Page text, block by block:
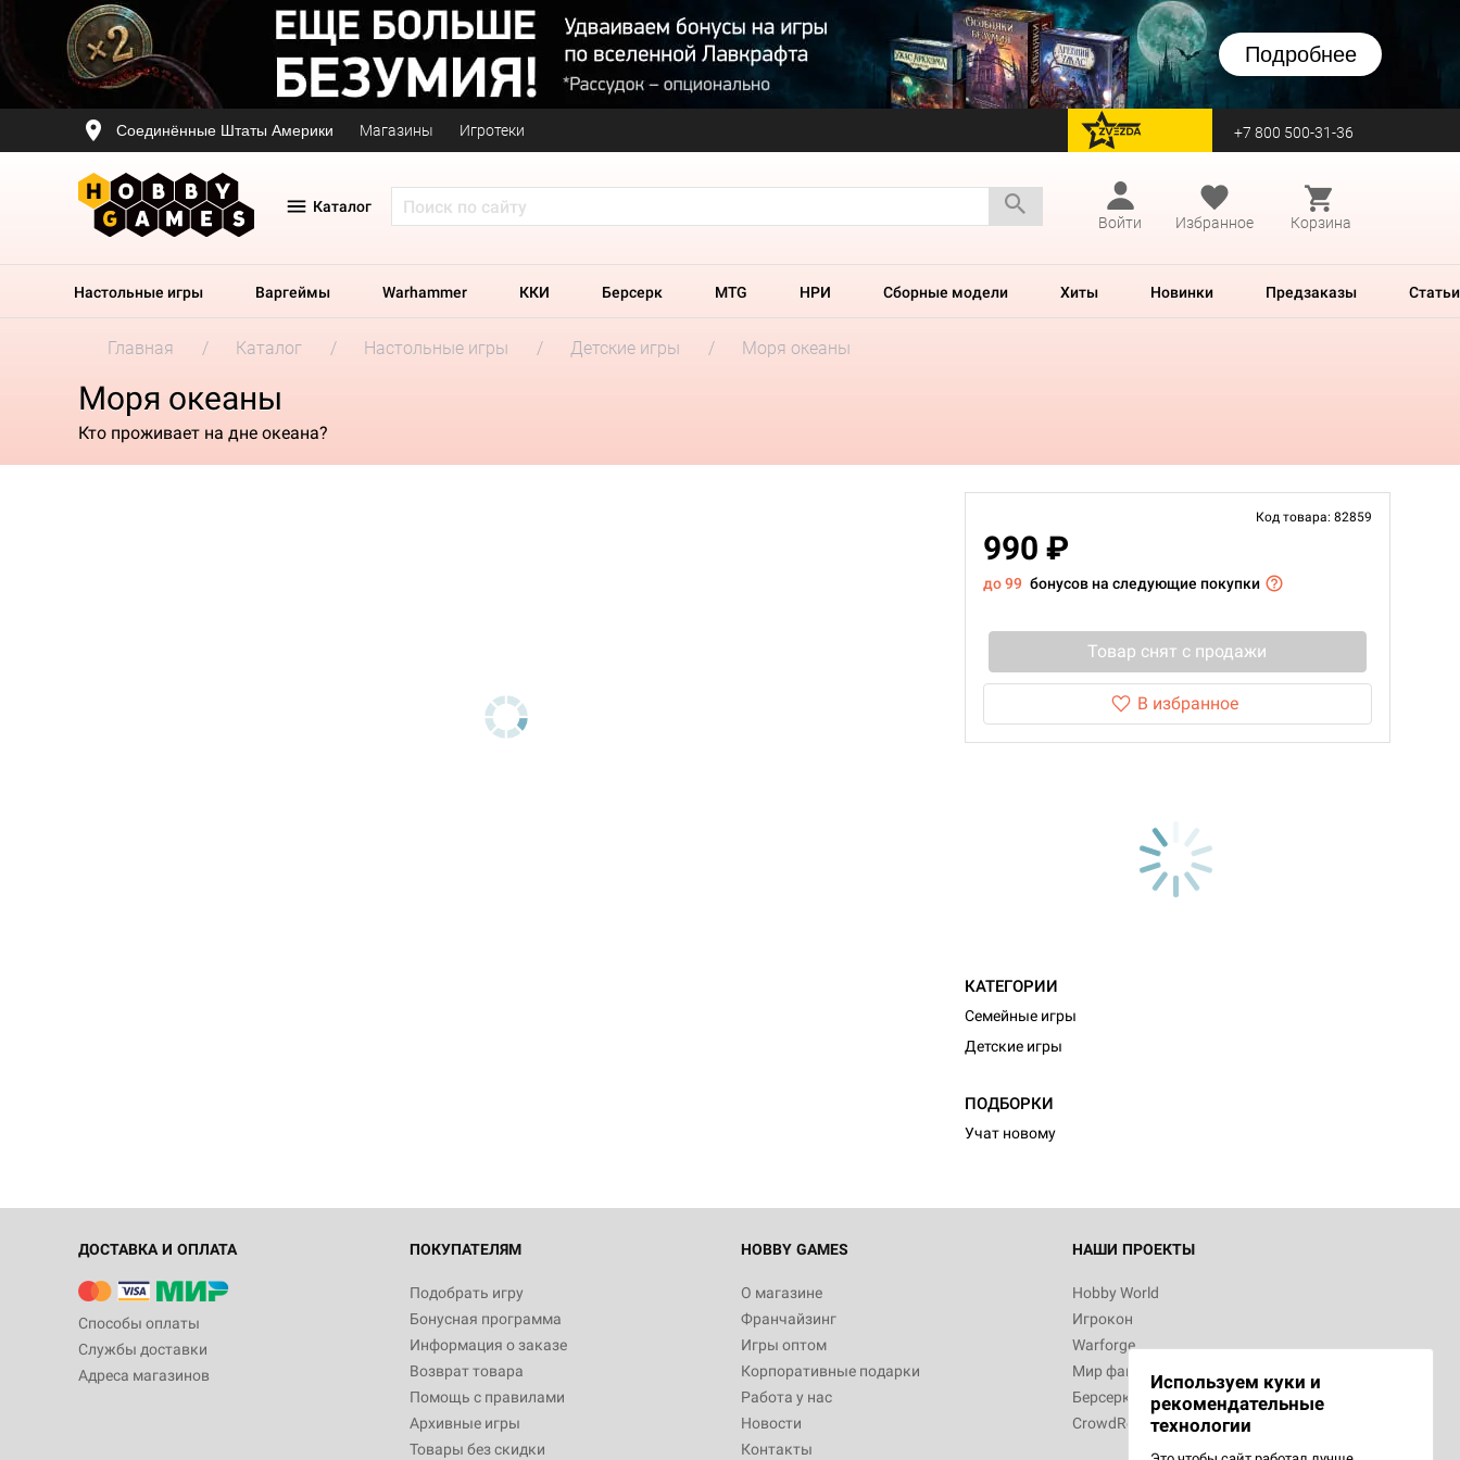
Подробнее
Соединённые Штаты Америки Магазины Игротеки перейти на Zvezda +7 800 500-31-36
Каталог
Войти
Избранное Корзина
Настольные игры Варгеймы Warhammer ККИ Берсерк MTG НРИ Сборные модели Хиты Новинки Предзаказы Статьи
Главная Каталог Настольные игры Детские игры Моря океаны
Моря океаны
Кто проживает на дне океана?
Код товара: 82859
990 ₽
до 99 бонусов на следующие покупки
Товар снят с продажи
В избранное
КАТЕГОРИИ
Семейные игры
Детские игры
ПОДБОРКИ
Учат новому
ДОСТАВКА И ОПЛАТА
Способы оплаты
Службы доставки
Адреса магазинов
ПОКУПАТЕЛЯМ
Подобрать игру
Бонусная программа
Информация о заказе
Возврат товара
Помощь с правилами
Архивные игры
Товары без скидки
HOBBY GAMES
О магазине
Франчайзинг
Игры оптом
Корпоративные подарки
Работа у нас
Новости
Контакты
НАШИ ПРОЕКТЫ
Hobby World
Игрокон
Warforge
Мир фантастики
Берсерк
CrowdRepublic
Используем куки и
рекомендательные
технологии